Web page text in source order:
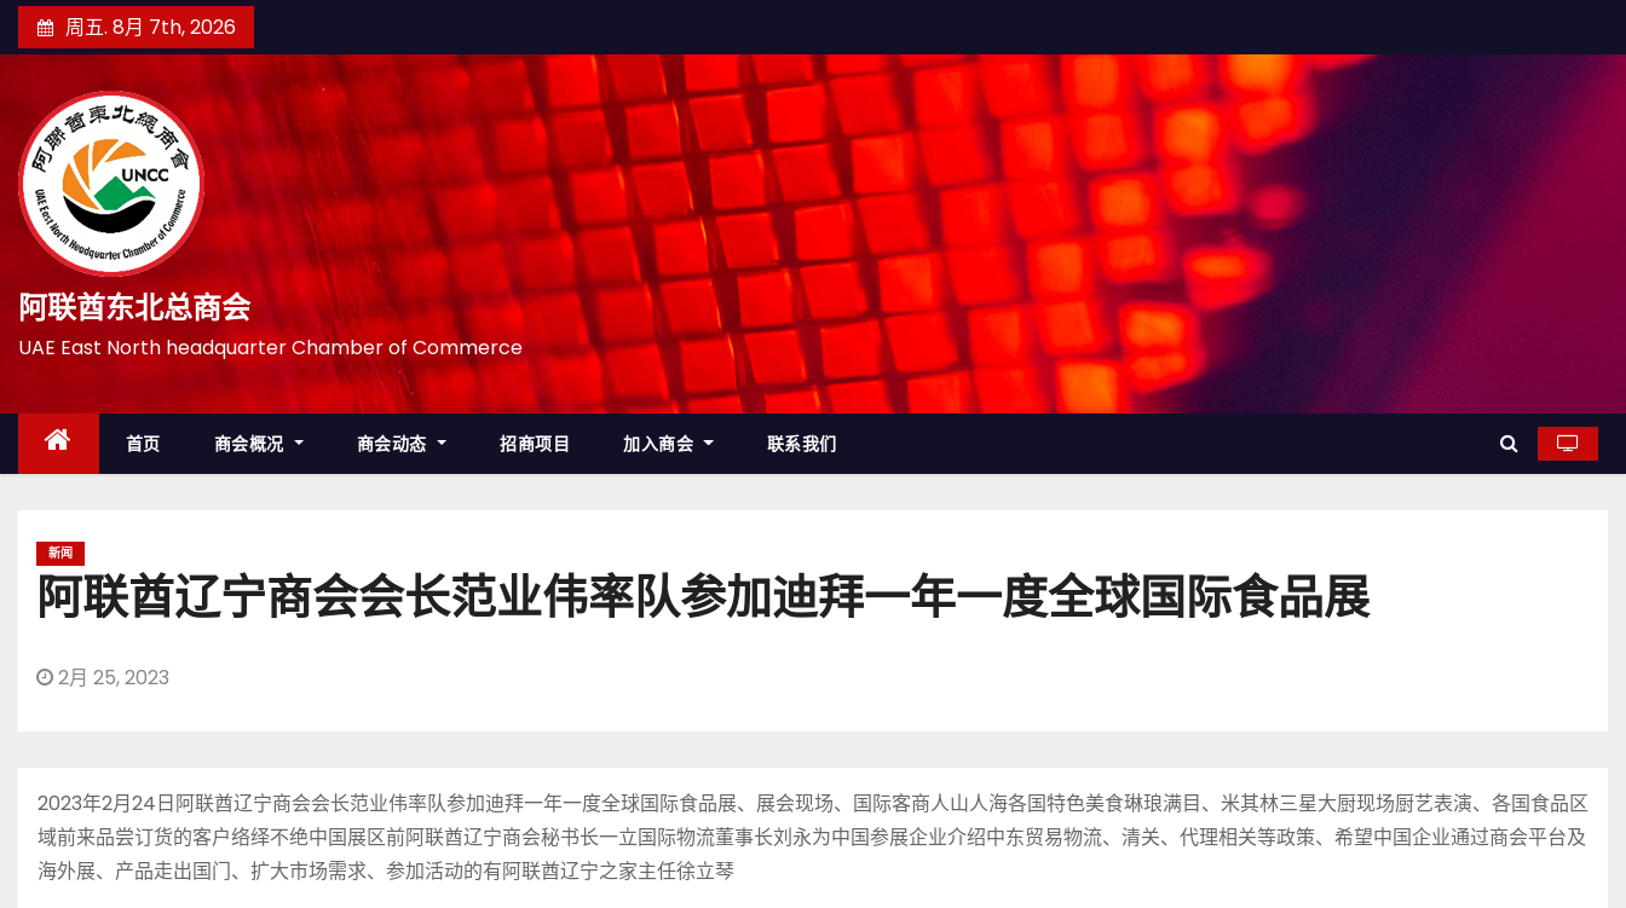
至
周五. 8月 7th, 2026
阿联酋东北总商会
UAE East North headquarter Chamber of Commerce
首页 商会概况 商会动态 招商项目 加入商会 联系我们
新闻
阿联酋辽宁商会会长范业伟率队参加迪拜一年一度全球国际食品展
2月 25, 2023
2023年2月24日阿联酋辽宁商会会长范业伟率队参加迪拜一年一度全球国际食品展、展会现场、国际客商人山人海各国特色美食琳琅满目、米其林三星大厨现场厨艺表演、各国食品区
域前来品尝订货的客户络绎不绝中国展区前阿联酋辽宁商会秘书长一立国际物流董事长刘永为中国参展企业介绍中东贸易物流、清关、代理相关等政策、希望中国企业通过商会平台及
海外展、产品走出国门、扩大市场需求、参加活动的有阿联酋辽宁之家主任徐立琴